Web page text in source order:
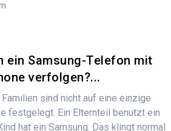
ein Samsung-Telefon mit
verfolgen?...
sind nicht auf eine einzige
festgelegt. Ein Elternteil benutzt ein
hat ein Samsung. Das klingt normal